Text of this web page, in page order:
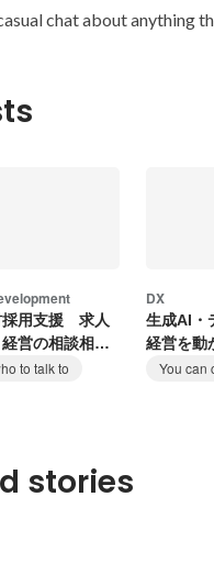
chat about anything
採用支援 求人
営の相談相手
to talk to
DX
生成AI・
経営を動
You can
stories